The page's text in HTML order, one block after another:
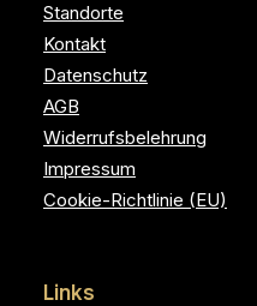
Standorte
Kontakt
Datenschutz
AGB
Widerrufsbelehrung
Impressum
Cookie-Richtlinie (EU)
Links